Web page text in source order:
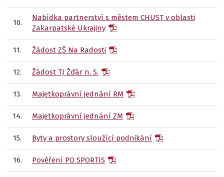
10.
Nabídka partnerství s městem CHUST v oblasti
Zakarpatské Ukrajiny
11. Žádost ZŠ Na Radosti
12. Žádost TJ Žďár n. S.
13. Majetkoprávní jednání RM
14. Majetkoprávní jednání ZM
15. Byty a prostory sloužící podnikání
16. Pověření PO SPORTIS